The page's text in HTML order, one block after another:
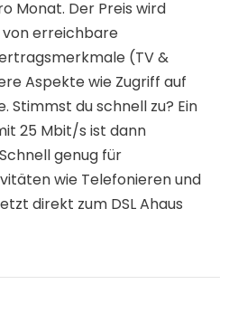
Monat. Der Preis wird
erreichbare
(TV &
Aspekte wie Zugriff auf
Stimmst du schnell zu? Ein
25 Mbit/s ist dann
genug für
wie Telefonieren und
direkt zum DSL Ahaus